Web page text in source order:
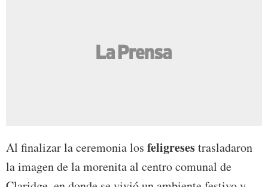
Al finalizar la ceremonia los feligresestrasladaron
la imagen de la morenita al centro comunal de